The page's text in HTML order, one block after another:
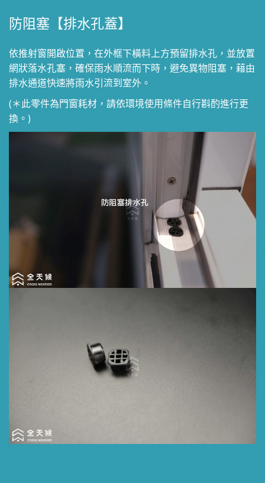
防阻塞【排水孔蓋】
依推射窗開啟位置，在外框下橫料上方預留排水孔，並放置
網狀落水孔塞，確保雨水順流而下時，避免異物阻塞，藉由
排水通道快速將雨水引流到室外。
(＊此零件為門窗耗材，請依環境使用條件自行斟酌進行更
換。)